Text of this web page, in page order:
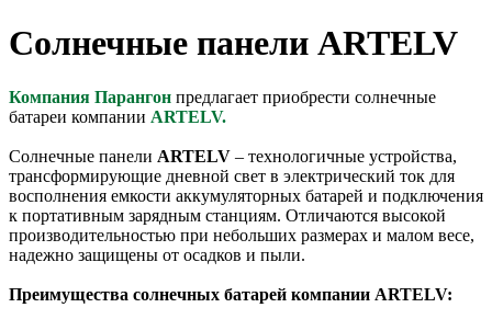
Солнечные панели ARTELV
Компания Парангон предлагает приобрести солнечные
батареи компании ARTELV.
Солнечные панели ARTELV – технологичные устройства,
трансформирующие дневной свет в электрический ток для
восполнения емкости аккумуляторных батарей и подключения
к портативным зарядным станциям. Отличаются высокой
производительностью при небольших размерах и малом весе,
надежно защищены от осадков и пыли.
Преимущества солнечных батарей компании ARTELV: